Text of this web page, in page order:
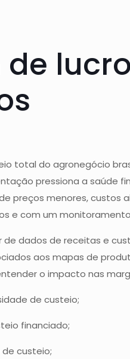
de
total do agronegócio
pressiona a saúde
preços menores,
e com um
dados de receitas e
aos mapas de
o impacto nas
de custeio;
financiado;
custeio;